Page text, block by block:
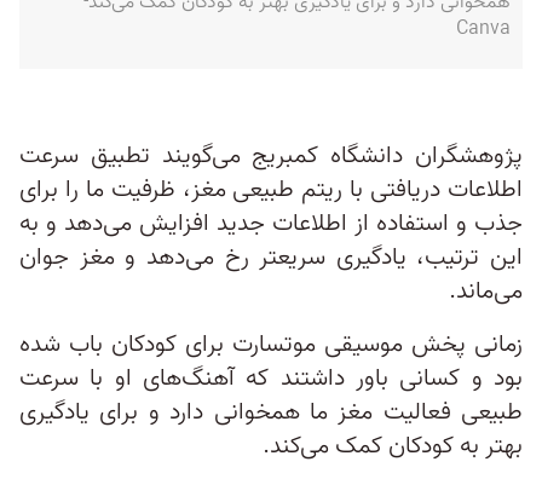
Canva
پژوهشگران دانشگاه کمبریج می‌گویند تطبیق سرعت
اطلاعات دریافتی با ریتم طبیعی مغز، ظرفیت ما را برای
جذب و استفاده از اطلاعات جدید افزایش می‌دهد و به
این ترتیب، یادگیری سریعتر رخ می‌دهد و مغز جوان
می‌ماند.
زمانی پخش موسیقی موتسارت برای کودکان باب شده
بود و کسانی باور داشتند که آهنگ‌های او با سرعت
طبیعی فعالیت مغز ما همخوانی دارد و برای یادگیری
بهتر به کودکان کمک می‌کند.